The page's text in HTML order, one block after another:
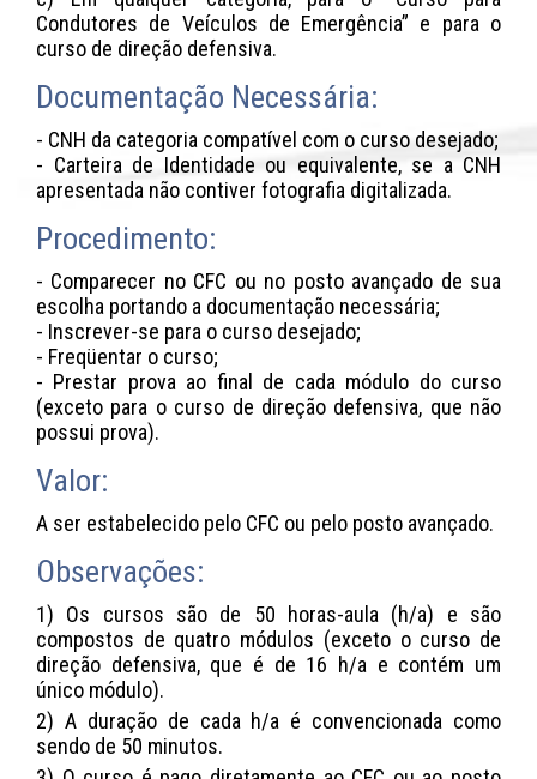
Condutores de Veículos de Emergência” e para o
curso de direção defensiva.
Documentação Necessária:
- CNH da categoria compatível com o curso desejado;
- Carteira de Identidade ou equivalente, se a CNH
apresentada não contiver fotografia digitalizada.
Procedimento:
- Comparecer no CFC ou no posto avançado de sua
escolha portando a documentação necessária;
- Inscrever-se para o curso desejado;
- Freqüentar o curso;
- Prestar prova ao final de cada módulo do curso
(exceto para o curso de direção defensiva, que não
possui prova).
Valor:
A ser estabelecido pelo CFC ou pelo posto avançado.
Observações:
1) Os cursos são de 50 horas-aula (h/a) e são
compostos de quatro módulos (exceto o curso de
direção defensiva, que é de 16 h/a e contém um
único módulo).
2) A duração de cada h/a é convencionada como
sendo de 50 minutos.